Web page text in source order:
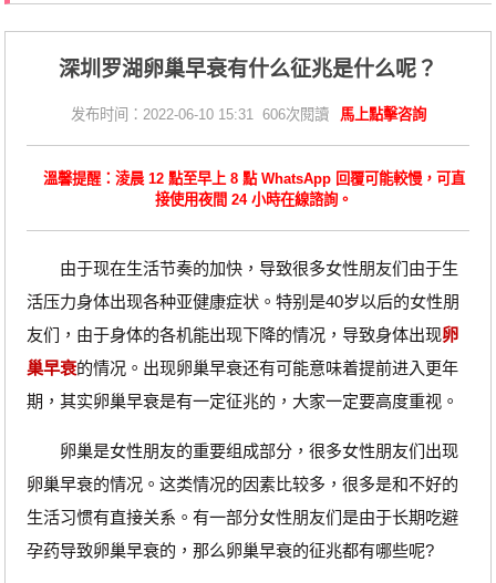
深圳罗湖卵巢早衰有什么征兆是什么呢？
发布时间：2022-06-10 15:31 606次閱讀 馬上點擊咨詢
溫馨提醒：淩晨 12 點至早上 8 點 WhatsApp 回覆可能較慢，可直
接使用夜間 24 小時在線諮詢。
由于现在生活节奏的加快，导致很多女性朋友们由于生
活压力身体出现各种亚健康症状。特别是40岁以后的女性朋
友们，由于身体的各机能出现下降的情况，导致身体出现卵
巢早衰的情况。出现卵巢早衰还有可能意味着提前进入更年
期，其实卵巢早衰是有一定征兆的，大家一定要高度重视。
卵巢是女性朋友的重要组成部分，很多女性朋友们出现
卵巢早衰的情况。这类情况的因素比较多，很多是和不好的
生活习惯有直接关系。有一部分女性朋友们是由于长期吃避
孕药导致卵巢早衰的，那么卵巢早衰的征兆都有哪些呢?